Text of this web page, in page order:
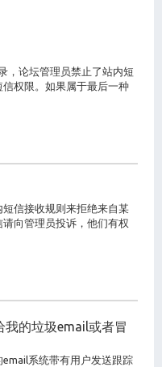
，论坛管理员禁止了站内短
权限。如果属于最后一种
信接收规则来拒绝来自某
向管理员投诉，他们有权
的垃圾email或者冒
系统带有用户发送跟踪